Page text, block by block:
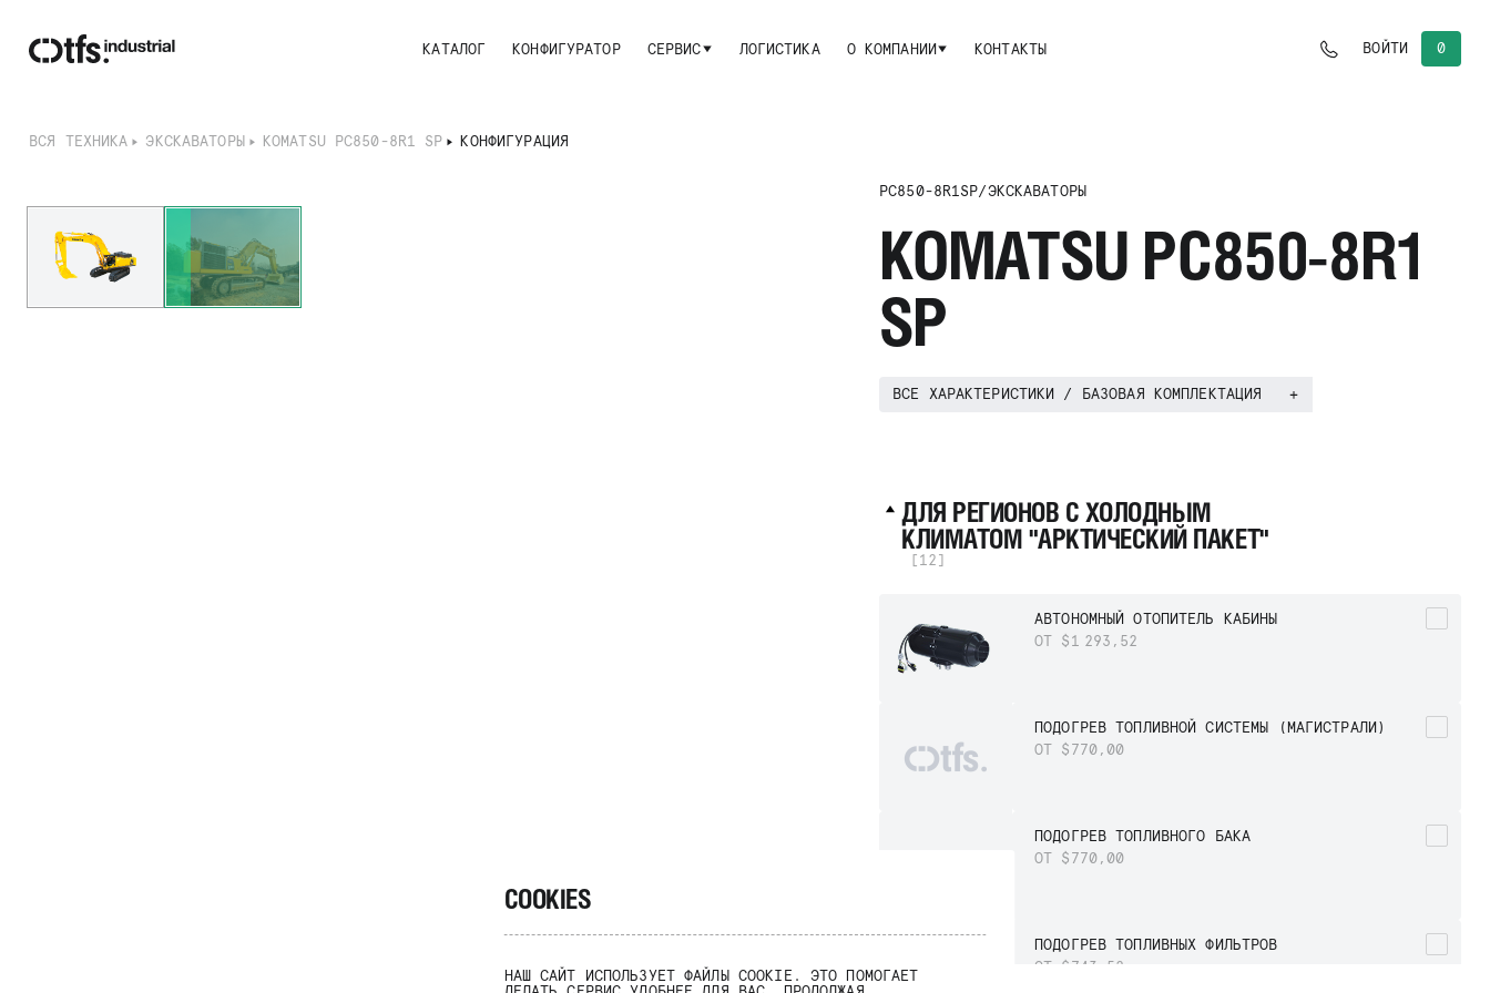
КАТАЛОГ КОНФИГУРАТОР СЕРВИС ЛОГИСТИКА О КОМПАНИИ КОНТАКТЫ ВОЙТИ 0
COOKIES
НАШ САЙТ ИСПОЛЬЗУЕТ ФАЙЛЫ COOKIE. ЭТО ПОМОГАЕТ
ВСЯ ТЕХНИКА ЭКСКАВАТОРЫ KOMATSU PC850-8R1 SP КОНФИГУРАЦИЯ
t
f
PC850-8R1SP/ЭКСКАВАТОРЫ
KOMATSU PC850-8R1
SP
ВСЕ ХАРАКТЕРИСТИКИ / БАЗОВАЯ КОМПЛЕКТАЦИЯ
ДЛЯ РЕГИОНОВ С ХОЛОДНЫМ
КЛИМАТОМ "АРКТИЧЕСКИЙ ПАКЕТ"
[12]
АВТОНОМНЫЙ ОТОПИТЕЛЬ КАБИНЫ
ОТ $1 293,52
ПОДОГРЕВ ТОПЛИВНОЙ СИСТЕМЫ (МАГИСТРАЛИ)
ОТ $770,00
ПОДОГРЕВ ТОПЛИВНОГО БАКА
ОТ $770,00
ПОДОГРЕВ ТОПЛИВНЫХ ФИЛЬТРОВ
ОТ $743,52